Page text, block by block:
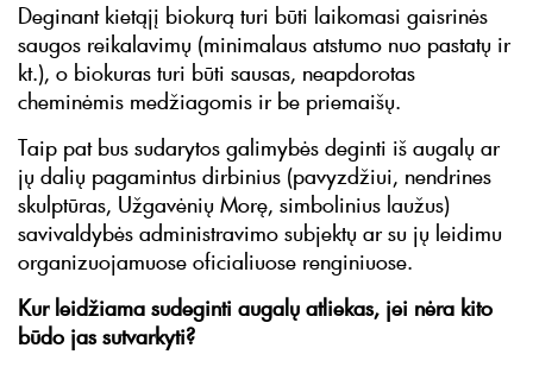
Deginant kietąjį biokurą turi būti laikomasi gaisrinės
saugos reikalavimų (minimalaus atstumo nuo pastatų ir
kt.), o biokuras turi būti sausas, neapdorotas
cheminėmis medžiagomis ir be priemaišų.
Taip pat bus sudarytos galimybės deginti iš augalų ar
jų dalių pagamintus dirbinius (pavyzdžiui, nendrines
skulptūras, Užgavėnių Morę, simbolinius laužus)
savivaldybės administravimo subjektų ar su jų leidimu
organizuojamuose oficialiuose renginiuose.
Kur leidžiama sudeginti augalų atliekas, jei nėra kito
būdo jas sutvarkyti?